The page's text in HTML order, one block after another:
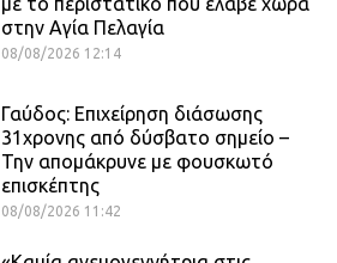
στην Αγία Πελαγία
08/08/2026 12:14
Γαύδος: Επιχείρηση διάσωσης
31χρονης από δύσβατο σημείο –
Την απομάκρυνε με φουσκωτό
επισκέπτης
08/08/2026 11:42